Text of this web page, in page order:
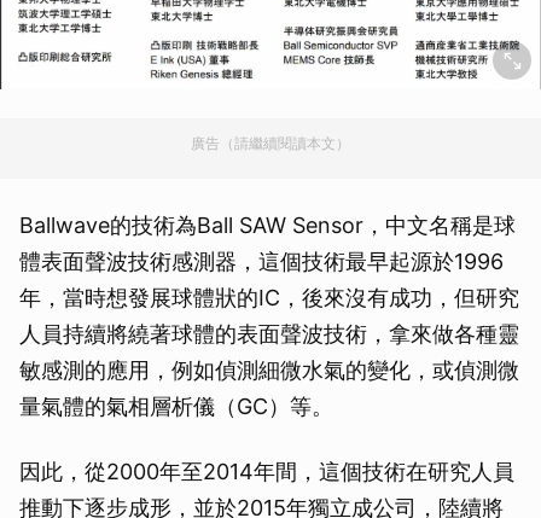
廣告（請繼續閱讀本文）
Ballwave的技術為Ball SAW Sensor，中文名稱是球
體表面聲波技術感測器，這個技術最早起源於1996
年，當時想發展球體狀的IC，後來沒有成功，但研究
人員持續將繞著球體的表面聲波技術，拿來做各種靈
敏感測的應用，例如偵測細微水氣的變化，或偵測微
量氣體的氣相層析儀（GC）等。
因此，從2000年至2014年間，這個技術在研究人員
推動下逐步成形，並於2015年獨立成公司，陸續將